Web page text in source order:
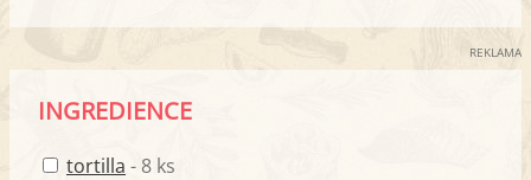
REKLAMA
INGREDIENCE
tortilla - 8 ks